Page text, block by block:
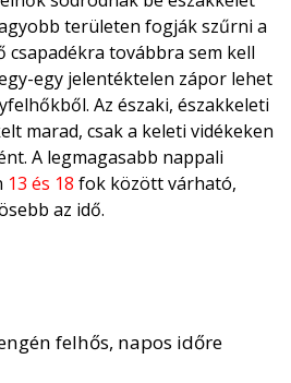
területen fogják szűrni a
csapadékra továbbra sem kell
egy jelentéktelen zápor lehet
Az északi, északkeleti
marad, csak a keleti vidékeken
A legmagasabb nappali
13 és 18 fok között várható,
az idő.
felhős, napos időre